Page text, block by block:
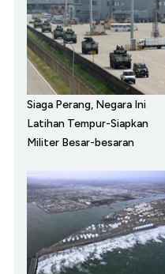
Siaga Perang, Negara Ini
Latihan Tempur-Siapkan
Militer Besar-besaran